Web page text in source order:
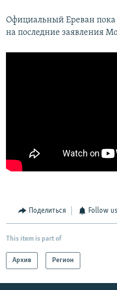
Официальный Ереван пока
на последние заявления
Поделиться Follow us
This item is part of
Архив Регион